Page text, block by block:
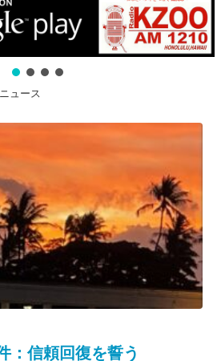
ュース
：信頼回復を誓う